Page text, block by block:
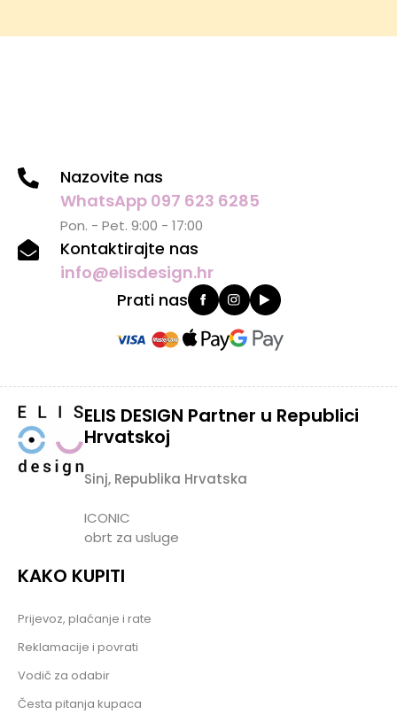
Nazovite nas
WhatsApp 097 623 6285
Pon. - Pet. 9:00 - 17:00
Kontaktirajte nas
info@elisdesign.hr
Prati nas
ELIS DESIGN Partner u Republici
Hrvatskoj
Sinj, Republika Hrvatska
ICONIC
obrt za usluge
KAKO KUPITI
Prijevoz, plaćanje i rate
Reklamacije i povrati
Vodič za odabir
Česta pitanja kupaca